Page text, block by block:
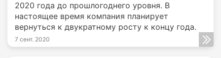
2020 года до прошлогоднего уровня. В
настоящее время компания планирует
вернуться к двукратному росту к концу года.
7 сент. 2020